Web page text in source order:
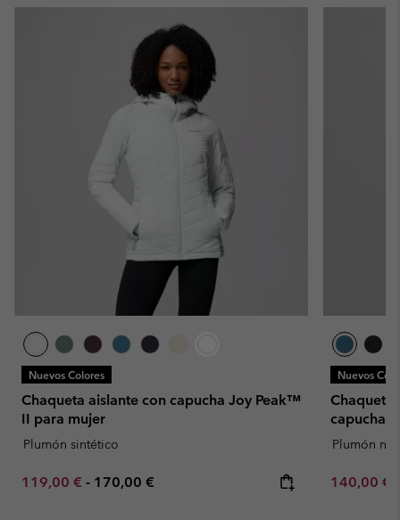
Nuevos Colores
Chaqueta aislante con capucha Joy Peak™
II para mujer
Plumón sintético
Minimum sale price:
119,00 € - Maximum price:
170,00 €
Nuevos
Chaqueta
capucha
Plumón
Minimum
140,00 €